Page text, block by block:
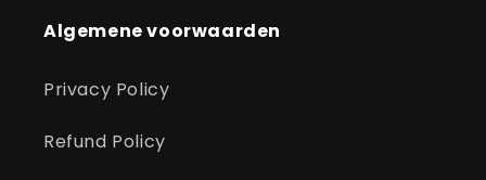
Algemene voorwaarden
Privacy Policy
Refund Policy